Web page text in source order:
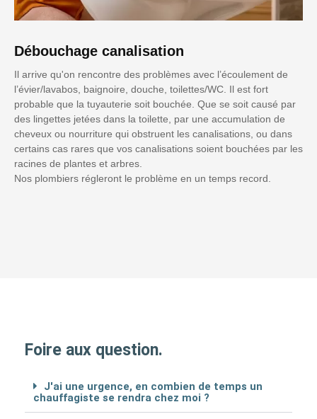
Débouchage canalisation
Il arrive qu'on rencontre des problèmes avec l’écoulement de
l’évier/lavabos, baignoire, douche, toilettes/WC. Il est fort
probable que la tuyauterie soit bouchée. Que se soit causé par
des lingettes jetées dans la toilette, par une accumulation de
cheveux ou nourriture qui obstruent les canalisations, ou dans
certains cas rares que vos canalisations soient bouchées par les
racines de plantes et arbres.
Nos plombiers régleront le problème en un temps record.
Foire aux question.
J'ai une urgence, en combien de temps un
chauffagiste se rendra chez moi ?